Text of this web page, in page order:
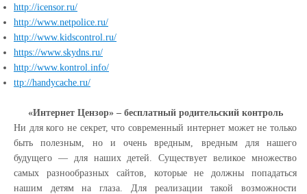
http://icensor.ru/
http://www.netpolice.ru/
http://www.kidscontrol.ru/
https://www.skydns.ru/
http://www.kontrol.info/
ttp://handycache.ru/
«Интернет Цензор» – бесплатный родительский контроль
Ни для кого не секрет, что современный интернет может не только
быть полезным, но и очень вредным, вредным для нашего
будущего — для наших детей. Существует великое множество
самых разнообразных сайтов, которые не должны попадаться
нашим детям на глаза. Для реализации такой возможности